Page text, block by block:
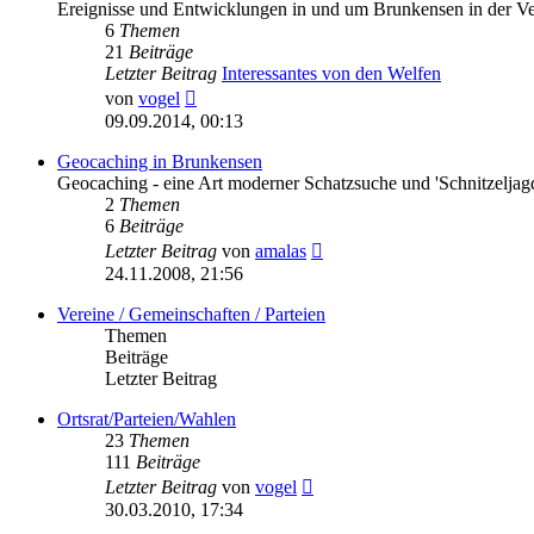
Ereignisse und Entwicklungen in und um Brunkensen in der
6 Themen
21 Beiträge
Letzter Beitrag Interessantes von den Welfen
von vogel
Beitrag
09.09.2014, 00:13
Geocaching in Brunkensen
Geocaching - eine Art moderner Schatzsuche und
2 Themen
6 Beiträge
Letzter Beitrag von amalas
24.11.2008, 21:56
Vereine / Gemeinschaften / Parteien
Themen
Beiträge
Letzter Beitrag
Ortsrat/Parteien/Wahlen
23 Themen
111 Beiträge
Letzter Beitrag von vogel
30.03.2010, 17:34